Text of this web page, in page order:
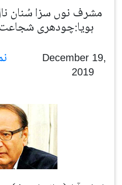
مشرف نوں سزا سُنان
ہویا:چودھری
December 19,
2019